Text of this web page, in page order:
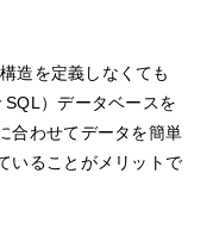
造を定義しなくても
）データベースを
合わせてデータを簡単
いることがメリットで